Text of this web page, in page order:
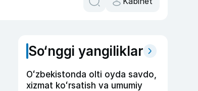
So‘nggi yangiliklar
Oʻzbekistonda olti oyda savdo,
xizmat koʻrsatish va umumiy